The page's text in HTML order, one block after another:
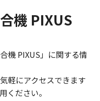
機 PIXUS
機 PIXUS」に関する情
軽にアクセスできます
ください。